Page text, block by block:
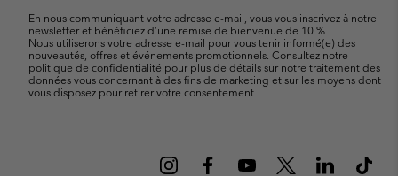
En nous communiquant votre adresse e-mail, vous vous inscrivez à notre
newsletter et bénéficiez d’une remise de bienvenue de 10 %.
Nous utiliserons votre adresse e-mail pour vous tenir informé(e) des
nouveautés, offres et événements promotionnels. Consultez notre
politique de confidentialité pour plus de détails sur notre traitement des
données vous concernant à des fins de marketing et sur les moyens dont
vous disposez pour retirer votre consentement.